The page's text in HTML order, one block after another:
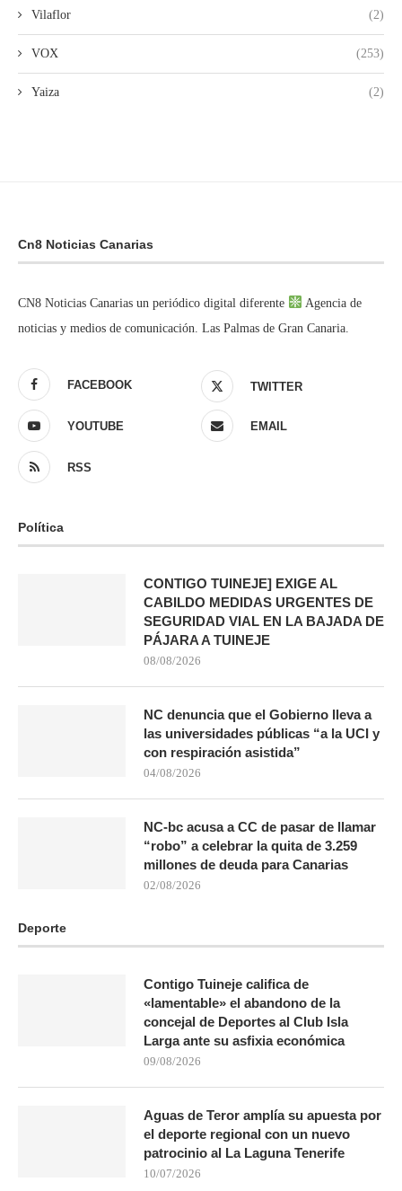
Vilaflor (2)
VOX (253)
Yaiza (2)
Cn8 Noticias Canarias
CN8 Noticias Canarias un periódico digital diferente
Agencia de
noticias y medios de comunicación. Las Palmas de Gran Canaria.
FACEBOOK TWITTER
YOUTUBE EMAIL
RSS
Política
CONTIGO TUINEJE] EXIGE AL
CABILDO MEDIDAS URGENTES DE
SEGURIDAD VIAL EN LA BAJADA DE
PÁJARA A TUINEJE
08/08/2026
NC denuncia que el Gobierno lleva a
las universidades públicas “a la UCI y
con respiración asistida”
04/08/2026
NC-bc acusa a CC de pasar de llamar
“robo” a celebrar la quita de 3.259
millones de deuda para Canarias
02/08/2026
Deporte
Contigo Tuineje califica de
«lamentable» el abandono de la
concejal de Deportes al Club Isla
Larga ante su asfixia económica
09/08/2026
Aguas de Teror amplía su apuesta por
el deporte regional con un nuevo
patrocinio al La Laguna Tenerife
10/07/2026